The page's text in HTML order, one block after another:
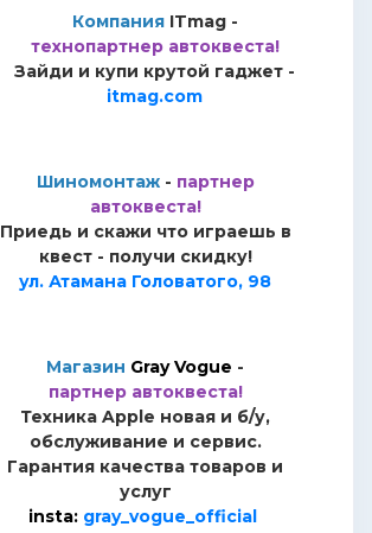
Компания ITmag -
технопартнер автоквеста!
Зайди и купи крутой гаджет -
itmag.com
Шиномонтаж - партнер
автоквеста!
Приедь и скажи что играешь в
квест - получи скидку!
ул. Атамана Головатого, 98
Магазин Gray Vogue -
партнер автоквеста!
Техника Apple новая и б/у,
обслуживание и сервис.
Гарантия качества товаров и
услуг
insta: gray_vogue_official